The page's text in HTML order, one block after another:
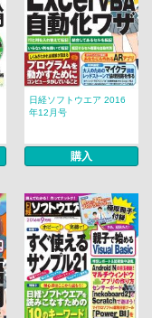
日経ソフトウエア 2016
年12月号
購入